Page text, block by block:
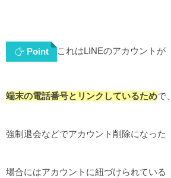
Point これはLINEのアカウントが
端末の電話番号とリンクしているためで、
強制退会などでアカウント削除になった
場合にはアカウントに紐づけられている